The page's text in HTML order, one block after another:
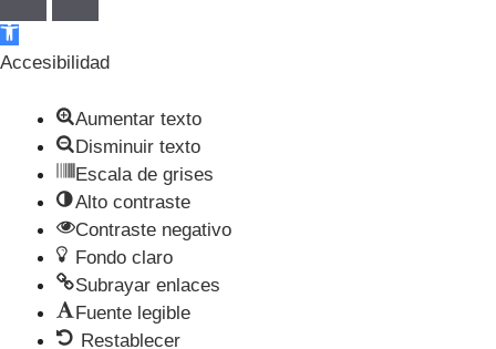
Abrir barra de herramientas
Accesibilidad
Aumentar texto
Disminuir texto
Escala de grises
Alto contraste
Contraste negativo
Fondo claro
Subrayar enlaces
Fuente legible
Restablecer